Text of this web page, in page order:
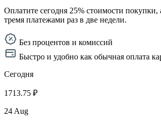
Оплатите сегодня 25% стоимости
тремя платежами раз в две недели.
Без процентов и комиссий
Быстро и удобно как обычная оплата
Сегодня
1713.75 ₽
24 Aug